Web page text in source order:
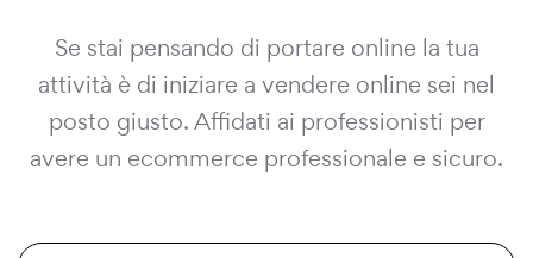
Se stai pensando di portare online la tua
attività è di iniziare a vendere online sei nel
posto giusto. Affidati ai professionisti per
avere un ecommerce professionale e sicuro.